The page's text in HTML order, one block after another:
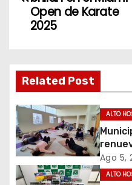
g
a
c
i
ó
Open de Karate
2025
Related Post
ALTO
de
Ago 5,
ALTO